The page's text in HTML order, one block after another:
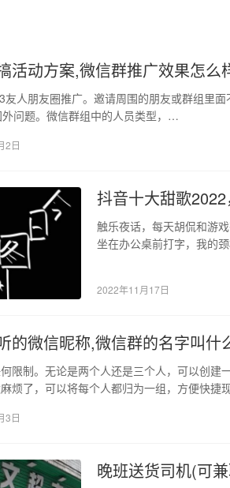
活动方案,微信群推广效果怎么
人朋友圈推广。邀请周围的朋友或群组里
问题。微信群组中的人员类型，…
2日
抖音十大甜歌2022
触乐夜话，每天胡侃和游
坐在办公桌前打字，我的
2022年11月17日
的微信昵称,微信群的名字叫什
限制。无论是两个人还是三个人，可以创
烦了，可以将每个人都归为一组，方便快捷
3日
晚班送货司机(可